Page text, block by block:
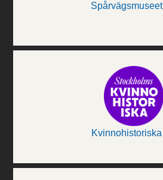
Spårvägsmuseet
Kvinnohistoriska